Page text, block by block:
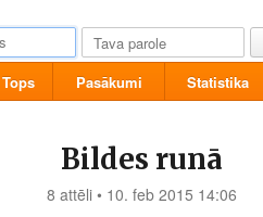
Tops Pasākumi Statistika
Bildes runā
8 attēli • 10. feb 2015 14:06